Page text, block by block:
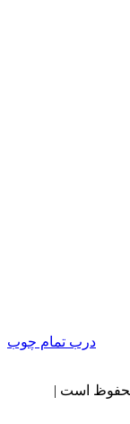
درب تمام چوب
است |